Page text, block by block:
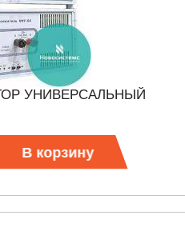
УНИВЕРСАЛЬНЫЙ
В корзину